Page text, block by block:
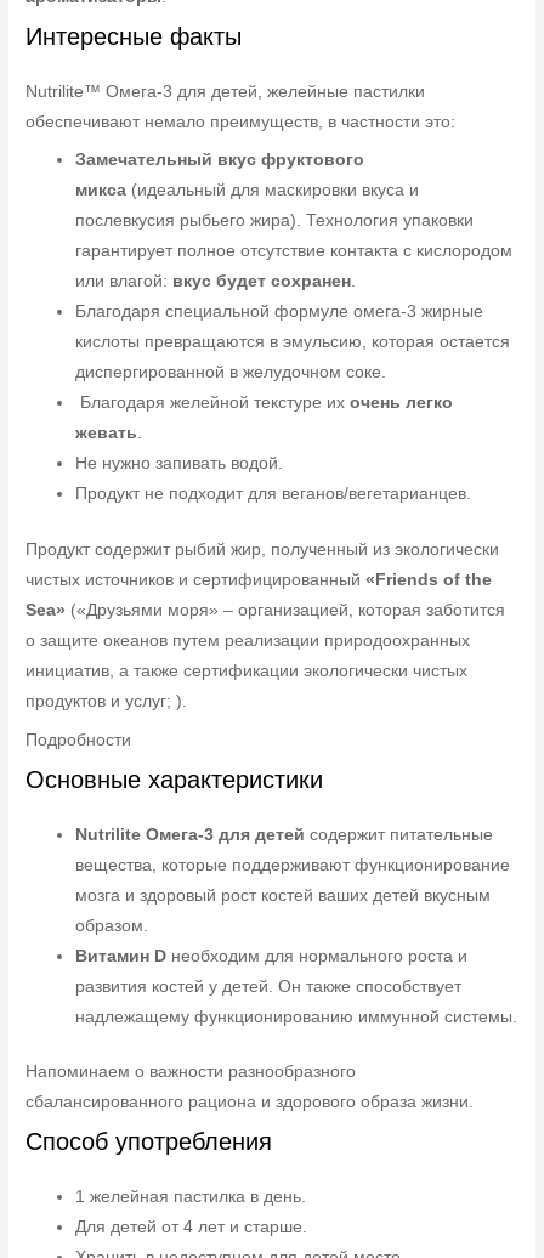
Интересные факты
Nutrilite™ Омега-3 для детей, желейные пастилки
обеспечивают немало преимуществ, в частности это:
Замечательный вкус фруктового
микса (идеальный для маскировки вкуса и
послевкусия рыбьего жира). Технология упаковки
гарантирует полное отсутствие контакта с кислородом
или влагой: вкус будет сохранен.
Благодаря специальной формуле омега-3 жирные
кислоты превращаются в эмульсию, которая остается
диспергированной в желудочном соке.
Благодаря желейной текстуре ихочень легко
жевать.
Не нужно запивать водой.
Продукт не подходит для веганов/вегетарианцев.
Продукт содержит рыбий жир, полученный из экологически
чистых источников и сертифицированный«Friends of the
Sea» («Друзьями моря» – организацией, которая заботится
о защите океанов путем реализации природоохранных
инициатив, а также сертификации экологически чистых
продуктов и услуг; ).
Подробности
Основные характеристики
Nutrilite Омега-3 для детейсодержит питательные
вещества, которые поддерживают функционирование
мозга и здоровый рост костей ваших детей вкусным
образом.
Витамин D необходим для нормального роста и
развития костей у детей. Он также способствует
надлежащему функционированию иммунной системы.
Напоминаем о важности разнообразного
сбалансированного рациона и здорового образа жизни.
Способ употребления
1 желейная пастилка в день.
Для детей от 4 лет и старше.